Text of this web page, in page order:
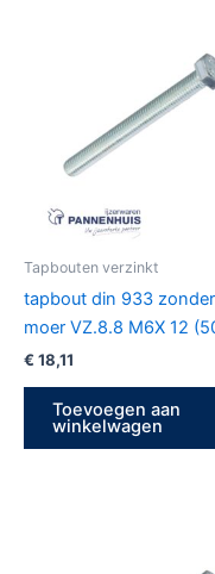
Tapbouten verzinkt
tapbout din 933 zonder
moer VZ.8.8 M6X 12
€ 18,11
Toevoegen aan
winkelwagen